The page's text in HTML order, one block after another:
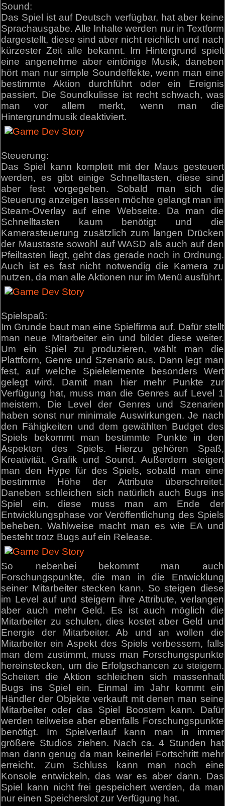
Sound:
Das Spiel ist auf Deutsch verfügbar, hat aber keine
Sprachausgabe. Alle Inhalte werden nur in Textform
dargestellt, diese sind aber nicht reichlich und nach
kürzester Zeit alle bekannt. Im Hintergrund spielt
eine angenehme aber eintönige Musik, daneben
hört man nur simple Soundeffekte, wenn man eine
bestimmte Aktion durchführt oder ein Ereignis
passiert. Die Soundkulisse ist recht schwach, was
man vor allem merkt, wenn man die
Hintergrundmusik deaktiviert.
Steuerung:
Das Spiel kann komplett mit der Maus gesteuert
werden, es gibt einige Schnelltasten, diese sind
aber fest vorgegeben. Sobald man sich die
Steuerung anzeigen lassen möchte gelangt man im
Steam-Overlay auf eine Webseite. Da man die
Schnelltasten kaum benötigt und die
Kamerasteuerung zusätzlich zum langen Drücken
der Maustaste sowohl auf WASD als auch auf den
Pfeiltasten liegt, geht das gerade noch in Ordnung.
Auch ist es fast nicht notwendig die Kamera zu
nutzen, da man alle Aktionen nur im Menü ausführt.
Spielspaß:
Im Grunde baut man eine Spielfirma auf. Dafür stellt
man neue Mitarbeiter ein und bildet diese weiter.
Um ein Spiel zu produzieren, wählt man die
Plattform, Genre und Szenario aus. Dann legt man
fest, auf welche Spielelemente besonders Wert
gelegt wird. Damit man hier mehr Punkte zur
Verfügung hat, muss man die Genres auf Level 1
meistern. Die Level der Genres und Szenarien
haben sonst nur minimale Auswirkungen. Je nach
den Fähigkeiten und dem gewählten Budget des
Spiels bekommt man bestimmte Punkte in den
Aspekten des Spiels. Hierzu gehören Spaß,
Kreativität, Grafik und Sound. Außerdem steigert
man den Hype für des Spiels, sobald man eine
bestimmte Höhe der Attribute überschreitet.
Daneben schleichen sich natürlich auch Bugs ins
Spiel ein, diese muss man am Ende der
Entwicklungsphase vor Veröffentlichung des Spiels
beheben. Wahlweise macht man es wie EA und
besteht trotz Bugs auf ein Release.
So nebenbei bekommt man auch
Forschungspunkte, die man in die Entwicklung
seiner Mitarbeiter stecken kann. So steigen diese
im Level auf und steigern ihre Attribute, verlangen
aber auch mehr Geld. Es ist auch möglich die
Mitarbeiter zu schulen, dies kostet aber Geld und
Energie der Mitarbeiter. Ab und an wollen die
Mitarbeiter ein Aspekt des Spiels verbessern, falls
man dem zustimmt, muss man Forschungspunkte
hereinstecken, um die Erfolgschancen zu steigern.
Scheitert die Aktion schleichen sich massenhaft
Bugs ins Spiel ein. Einmal im Jahr kommt ein
Händler der Objekte verkauft mit denen man seine
Mitarbeiter oder das Spiel Boostern kann. Dafür
werden teilweise aber ebenfalls Forschungspunkte
benötigt. Im Spielverlauf kann man in immer
größere Studios ziehen. Nach ca. 4 Stunden hat
man dann genug da man keinerlei Fortschritt mehr
erreicht. Zum Schluss kann man noch eine
Konsole entwickeln, das war es aber dann. Das
Spiel kann nicht frei gespeichert werden, da man
nur einen Speicherslot zur Verfügung hat.